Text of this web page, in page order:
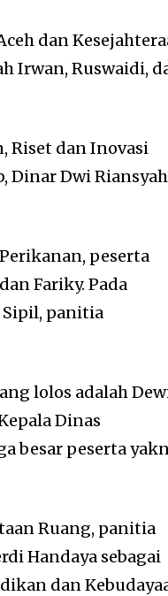
dan
Irwan, Ruswaidi,
Riset dan Inovasi
Dinar Dwi
peserta
Fariky. Pada
Sipil, panitia
lolos adalah
Dinas
besar peserta
Ruang, panitia
Handaya sebagai
dan